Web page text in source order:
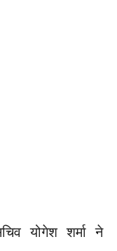
योगेश शर्मा ने